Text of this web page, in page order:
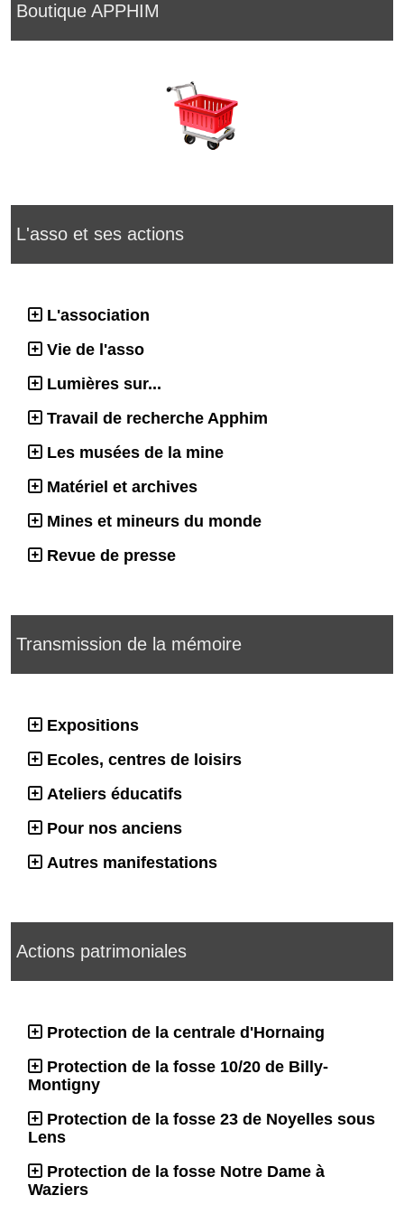
Boutique APPHIM
L'asso et ses actions
L'association
Vie de l'asso
Lumières sur...
Travail de recherche Apphim
Les musées de la mine
Matériel et archives
Mines et mineurs du monde
Revue de presse
Transmission de la mémoire
Expositions
Ecoles, centres de loisirs
Ateliers éducatifs
Pour nos anciens
Autres manifestations
Actions patrimoniales
Protection de la centrale d'Hornaing
Protection de la fosse 10/20 de Billy-
Montigny
Protection de la fosse 23 de Noyelles sous
Lens
Protection de la fosse Notre Dame à
Waziers